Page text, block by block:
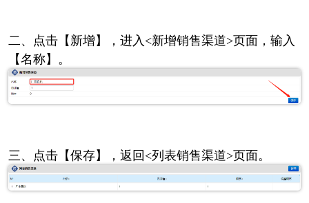
二、点击【新增】，进入<新增销售渠道>页面，输入
【名称】。
三、点击【保存】，返回<列表销售渠道>页面。